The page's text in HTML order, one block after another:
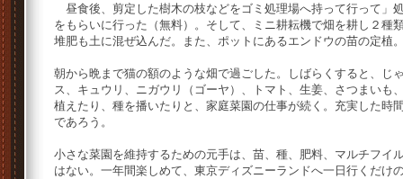
昼食後、剪定した樹木の枝などをゴミ処理場へ持って行って」
をもらいに行った（無料）。そして、ミニ耕耘機で畑を耕し２種
堆肥も土に混ぜ込んだ。また、ポットにあるエンドウの苗の定植
朝から晩まで猫の額のような畑で過ごした。しばらくすると、じ
ス、キュウリ、ニガウリ（ゴーヤ）、トマト、生姜、さつまいも
植えたり、種を播いたりと、家庭菜園の仕事が続く。充実した時
であろう。
小さな菜園を維持するための元手は、苗、種、肥料、マルチフイ
はない。一年間楽しめて、東京ディズニーランドへ一日行くだけ